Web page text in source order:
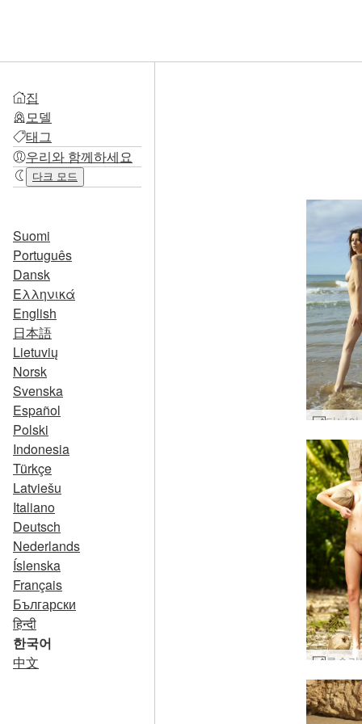
집
모델
태그
우리와 함께하세요
다크 모드
Suomi
Português
Dansk
Ελληνικά
English
日本語
Lietuvių
Norsk
Svenska
Español
Polski
Indonesia
Türkçe
Latviešu
Italiano
Deutsch
Nederlands
Íslenska
Français
Български
हिन्दी
한국어
中文